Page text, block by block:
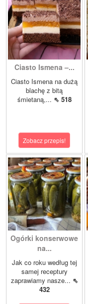
Ciasto Ismena –...
Ciasto Ismena na dużą
blachę z bitą
śmietaną,... ⇖ 518
Zobacz przepis!
Ogórki konserwowe
na...
Jak co roku według tej
samej receptury
zaprawiamy nasze... ⇖
432